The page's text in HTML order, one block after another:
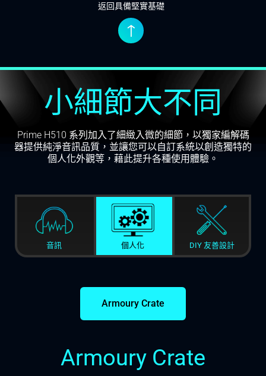
返回具備堅實基礎
↑
小細節大不同
Prime H510 系列加入了細緻入微的細節，以獨家編解碼
器提供純淨音訊品質，並讓您可以自訂系統以創造獨特的
個人化外觀等，藉此提升各種使用體驗。
音訊 個人化 DIY 友善設計
Armoury Crate
Armoury Crate